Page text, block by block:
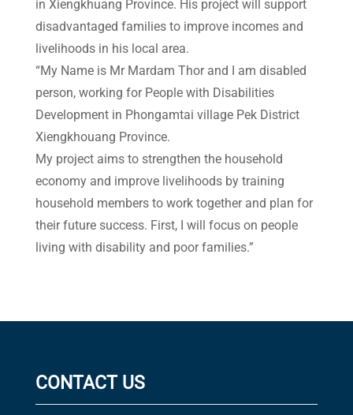
disadvantaged families to improve incomes and
livelihoods in his local area.
“My Name is Mr Mardam Thor and I am disabled
person, working for People with Disabilities
Development in Phongamtai village Pek District
Xiengkhouang Province.
My project aims to strengthen the household
economy and improve livelihoods by training
household members to work together and plan for
their future success. First, I will focus on people
living with disability and poor families.”
CONTACT US